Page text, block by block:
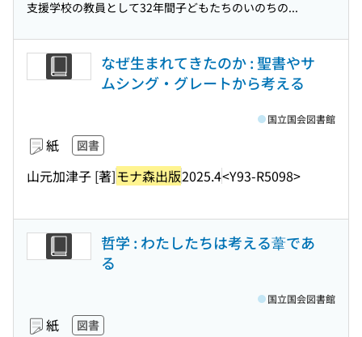
支援学校の教員として32年間子どもたちのいのちの...
なぜ生まれてきたのか : 聖書やサ
ムシング・グレートから考える
紙 図書
山元加津子 [著]モナ森出版2025.4<Y93-R5098>
国立国会図書館
哲学 : わたしたちは考える葦であ
る
紙 図書
国立国会図書館